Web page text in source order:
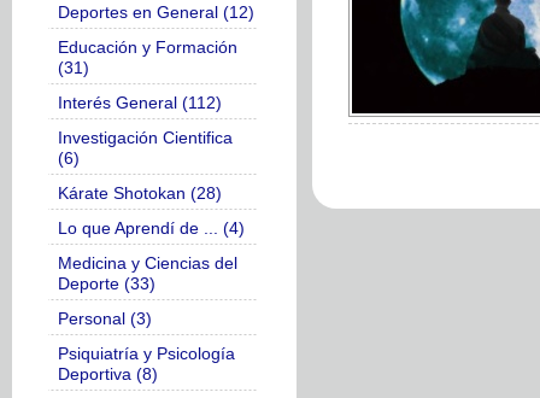
Deportes en General (12)
Educación y Formación
(31)
Interés General (112)
Investigación Cientifica
(6)
Kárate Shotokan (28)
Lo que Aprendí de ... (4)
Medicina y Ciencias del
Deporte (33)
Personal (3)
Psiquiatría y Psicología
Deportiva (8)